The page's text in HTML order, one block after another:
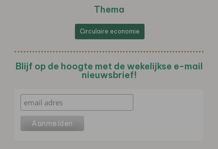
Thema
Circulaire economie
Blijf op de hoogte met de wekelijkse e-mail
nieuwsbrief!